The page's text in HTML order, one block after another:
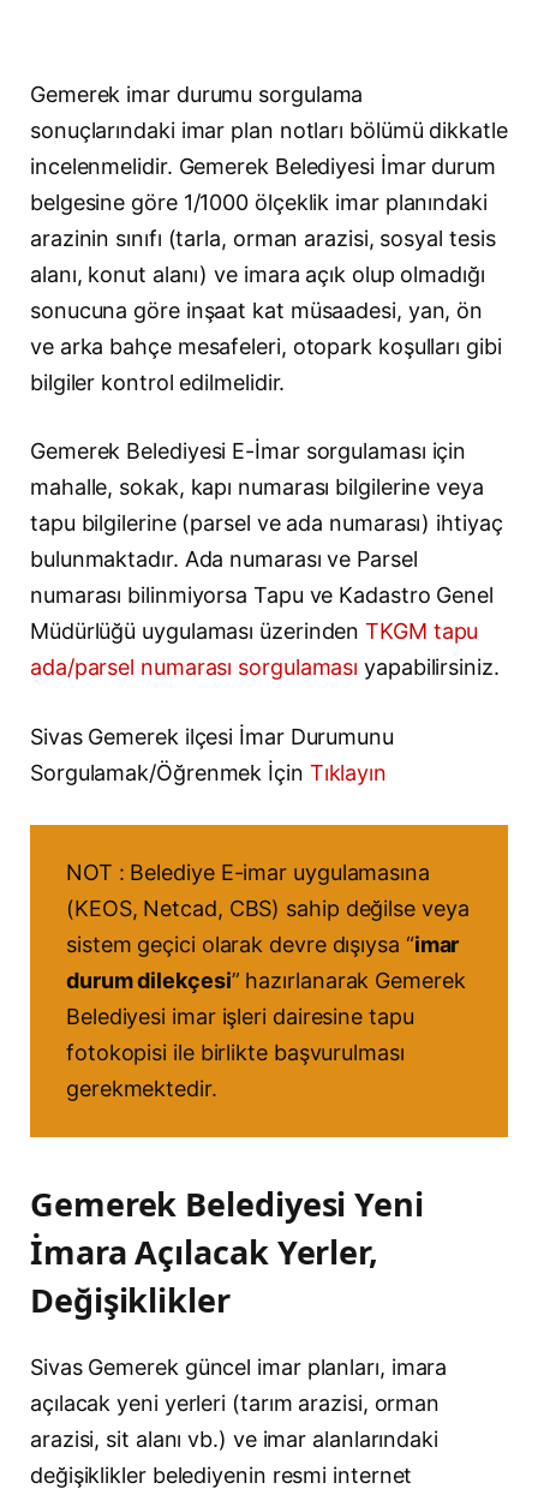
Gemerek imar durumu sorgulama
sonuçlarındaki imar plan notları bölümü dikkatle
incelenmelidir. Gemerek Belediyesi İmar durum
belgesine göre 1/1000 ölçeklik imar planındaki
arazinin sınıfı (tarla, orman arazisi, sosyal tesis
alanı, konut alanı) ve imara açık olup olmadığı
sonucuna göre inşaat kat müsaadesi, yan, ön
ve arka bahçe mesafeleri, otopark koşulları gibi
bilgiler kontrol edilmelidir.
Gemerek Belediyesi E-İmar sorgulaması için
mahalle, sokak, kapı numarası bilgilerine veya
tapu bilgilerine (parsel ve ada numarası) ihtiyaç
bulunmaktadır. Ada numarası ve Parsel
numarası bilinmiyorsa Tapu ve Kadastro Genel
Müdürlüğü uygulaması üzerindenTKGM tapu
ada/parsel numarası sorgulaması yapabilirsiniz.
Sivas Gemerek ilçesi İmar Durumunu
Sorgulamak/Öğrenmek İçin Tıklayın
NOT : Belediye E-imar uygulamasına
(KEOS, Netcad, CBS) sahip değilse veya
sistem geçici olarak devre dışıysa “imar
durum dilekçesi” hazırlanarak Gemerek
Belediyesi imar işleri dairesine tapu
fotokopisi ile birlikte başvurulması
gerekmektedir.
Gemerek Belediyesi Yeni
İmara Açılacak Yerler,
Değişiklikler
Sivas Gemerek güncel imar planları, imara
açılacak yeni yerleri (tarım arazisi, orman
arazisi, sit alanı vb.) ve imar alanlarındaki
değişiklikler belediyenin resmi internet